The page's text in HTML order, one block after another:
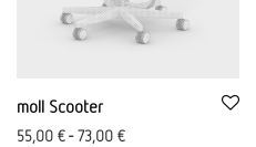
moll Scooter
55,00 €-73,00 €